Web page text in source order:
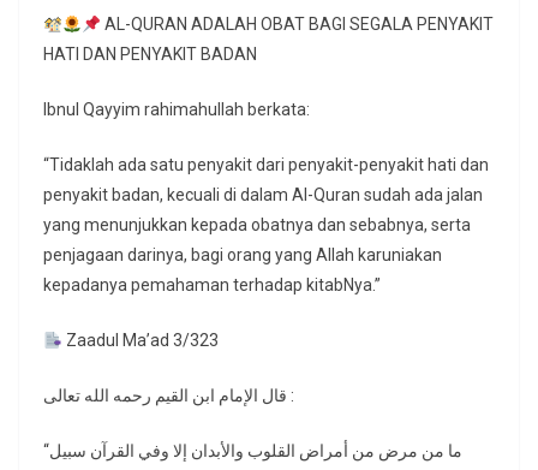
AL-QURAN ADALAH OBAT BAGI SEGALA PENYAKIT
HATI DAN PENYAKIT BADAN
Ibnul Qayyim rahimahullah berkata:
“Tidaklah ada satu penyakit dari penyakit-penyakit hati dan
penyakit badan, kecuali di dalam Al-Quran sudah ada jalan
yang menunjukkan kepada obatnya dan sebabnya, serta
penjagaan darinya, bagi orang yang Allah karuniakan
kepadanya pemahaman terhadap kitabNya.”
Zaadul Ma’ad 3/323
قال الإمام ابن القيم رحمه الله تعالى :
“ما من مرض من أمراض القلوب والأبدان إلا وفي القرآن سبيل